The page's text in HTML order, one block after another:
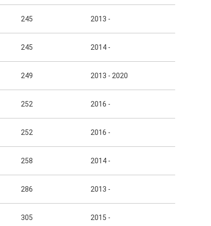
245 2013 -
245 2014 -
249 2013 - 2020
252 2016 -
252 2016 -
258 2014 -
286 2013 -
305 2015 -